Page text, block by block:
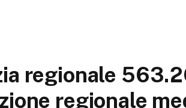
regionale
regionale